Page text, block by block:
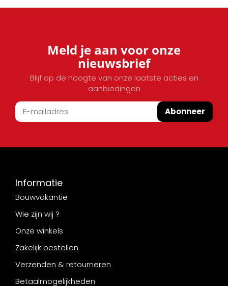
Meld je aan voor onze
nieuwsbrief
Blijf op de hoogte van onze laatste acties en
aanbiedingen
Abonneer
Informatie
Bouwvakantie
Wie zijn wij ?
Onze winkels
Zakelijk bestellen
Verzenden & retourneren
Betaalmogelijkheden